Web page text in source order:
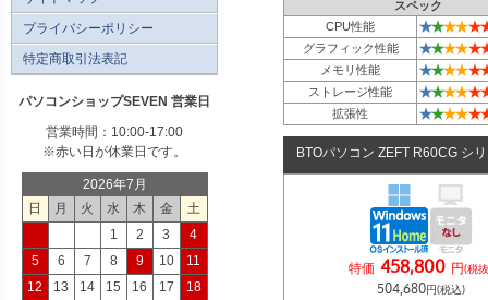
スペック
CPU性能
★★★★★
グラフィック性能 ★★★★★
メモリ性能 ★★★★★
ストレージ性能 ★★★★★
拡張性 ★★★★★
BTOパソコン ZEFT R60CG シ
特価 458,800 円(税
504,680円(税込)
プライバシーポリシー
特定商取引法表記
パソコンショップSEVEN 営業日
営業時間：10:00-17:00
※赤い日が休業日です。
2026年7月
日
月 火 水 木 金
土
1
2 3
4
5
6 7 8 9 10
11
12
13 14 15 16 17
18